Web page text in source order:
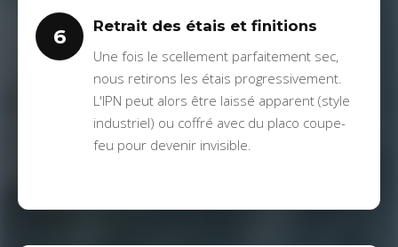
6
Retrait des étais et finitions
Une fois le scellement parfaitement sec,
nous retirons les étais progressivement.
L'IPN peut alors être laissé apparent (style
industriel) ou coffré avec du placo coupe-
feu pour devenir invisible.